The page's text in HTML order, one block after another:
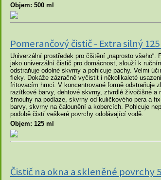
Objem: 500 ml
Pomerančový čistič - Extra silný
Univerzální prostředek pro čištění „naprosto všeho“.
jako univerzální čistič pro domácnost, slouží k
odstraňuje odolné skvrny a pohlcuje pachy. Velmi
fleky. Dokáže zázračně vyčistit i několikaleté
fritovacím hrnci. V koncentrované formě odstraňuje
razítkové barvy, dehtové skvrny, ztvrdlé živočišné a
šmouhy na podlaze, skvrny od kuličkového pera a
barvy, skvrny na čalounění a kobercích. Pohlcuje
podobě čistí veškeré povrchy odolávající vodě.
Objem: 125 ml
Čistič na okna a skleněné povrchy